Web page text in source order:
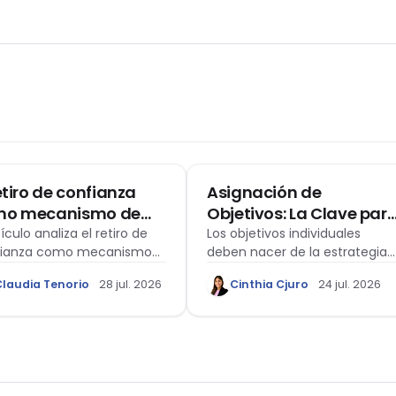
de confianza
mecanismo de
laboral:
a propósito
casación laboral
2024 loreto
analiza el retiro de
como mecanismo
laboral y las
interpretaciones
Tenorio 28 jul. 2026
Asignación de
Objetivos: La Clave
Conectar Estrategia y
Ejecución
Los objetivos individuales
deben nacer de la estrategia
organizacional.
Cinthia Cjuro 24 jul. 2026